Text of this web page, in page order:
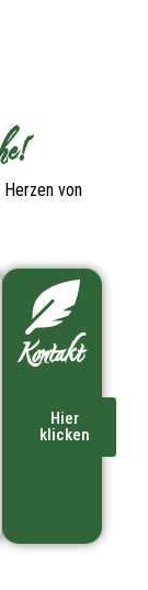
von
Kontakt
Hier
klicken